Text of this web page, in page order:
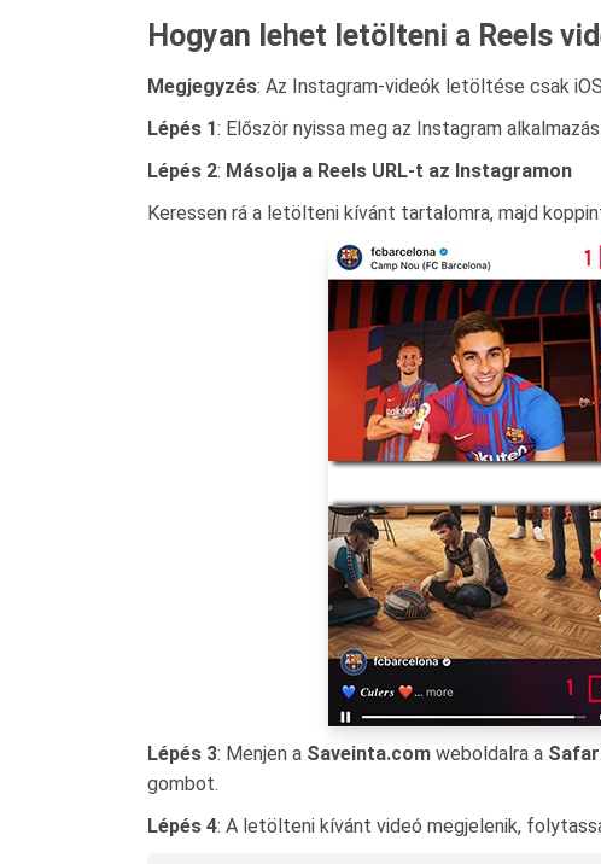
Hogyan lehet letölteni a Reels
Megjegyzés: Az Instagram-videók letöltése csak
Lépés 1: Először nyissa meg az Instagram
Lépés 2: Másolja a Reels URL-t az Instagramon
Keressen rá a letölteni kívánt tartalomra, majd
Lépés 3: Menjen a Saveinta.com weboldalra a
gombot.
Lépés 4: A letölteni kívánt videó megjelenik,